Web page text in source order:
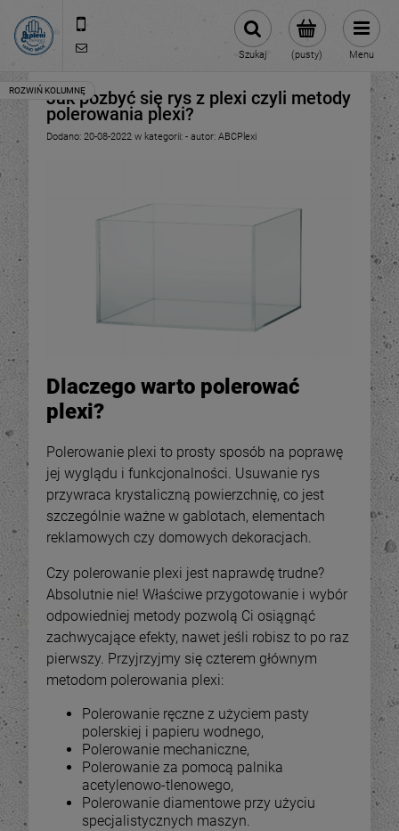
(pusty)
Szukaj Menu
-34%
OUTLET - Pojemnik
kostka, kubik 15x15x15
cm - plexi 3 mm
55,78 zł
regularna:
84,00 zł
cena:
84,00 zł
34
OUTLET - Pojemnik
kostka, kubik 15x15x15
Cena regularna:
Najniższa cena:
Jak pozbyć się rys z plexi czyli metody
polerowania plexi?
Dodano: 20-08-2022 w kategorii: - autor: ABCPlexi
Dlaczego warto polerować
plexi?
Polerowanie plexi to prosty sposób na poprawę
jej wyglądu i funkcjonalności. Usuwanie rys
przywraca krystaliczną powierzchnię, co jest
szczególnie ważne w gablotach, elementach
reklamowych czy domowych dekoracjach.
Czy polerowanie plexi jest naprawdę trudne?
Absolutnie nie! Właściwe przygotowanie i wybór
odpowiedniej metody pozwolą Ci osiągnąć
zachwycające efekty, nawet jeśli robisz to po raz
pierwszy. Przyjrzyjmy się czterem głównym
metodom polerowania plexi:
Polerowanie ręczne z użyciem pasty
polerskiej i papieru wodnego,
Polerowanie mechaniczne,
Polerowanie za pomocą palnika
acetylenowo-tlenowego,
Polerowanie diamentowe przy użyciu
specjalistycznych maszyn.